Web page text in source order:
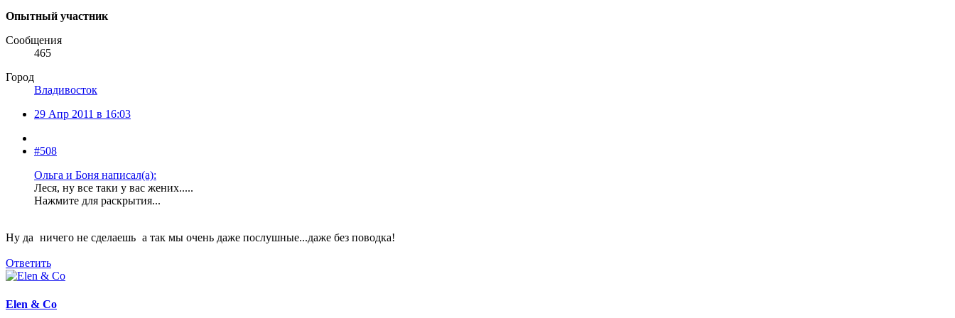
Опытный участник
Сообщения
465
Город
Владивосток
29 Апр 2011 в 16:03
#508
Ольга и Боня написал(а):
Леся, ну все таки у вас жених.....
Нажмите для раскрытия...
Ну да ничего не сделаешь а так мы очень даже послушные...даже без поводка!
Ответить
Elen & Co